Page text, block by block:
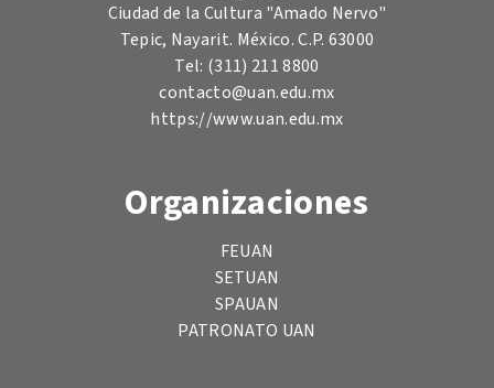
Ciudad de la Cultura "Amado Nervo"
Tepic, Nayarit. México. C.P. 63000
Tel: (311) 211 8800
contacto@uan.edu.mx
https://www.uan.edu.mx
Organizaciones
FEUAN
SETUAN
SPAUAN
PATRONATO UAN